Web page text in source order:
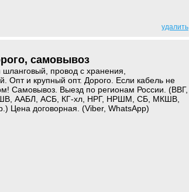
удалить
самовывоз
провод с хранения,
Опт и крупный опт. Дорого. Если кабель не
Самовывоз. Выезд по регионам России. (ВВГ,
ААБЛ, АСБ, КГ-хл, НРГ, НРШМ, СБ, МКШВ,
договорная. (Viber, WhatsApp)